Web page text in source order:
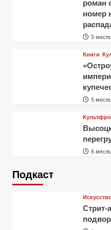
роман
номер
5
Книги
5
6
Подкаст
Стрит-